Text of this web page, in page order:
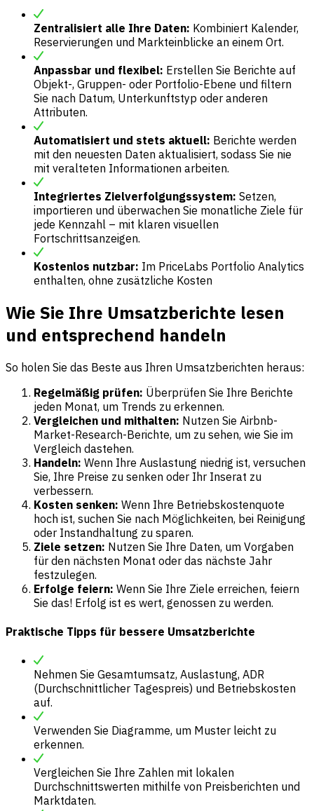
Zentralisiert alle Ihre Daten: Kombiniert Kalender,
Reservierungen und Markteinblicke an einem Ort.
Anpassbar und flexibel: Erstellen Sie Berichte auf
Objekt-, Gruppen- oder Portfolio-Ebene und filtern
Sie nach Datum, Unterkunftstyp oder anderen
Attributen.
Automatisiert und stets aktuell: Berichte werden
mit den neuesten Daten aktualisiert, sodass Sie nie
mit veralteten Informationen arbeiten.
Integriertes Zielverfolgungssystem: Setzen,
importieren und überwachen Sie monatliche Ziele für
jede Kennzahl – mit klaren visuellen
Fortschrittsanzeigen.
Kostenlos nutzbar: Im PriceLabs Portfolio Analytics
enthalten, ohne zusätzliche Kosten
Wie Sie Ihre Umsatzberichte lesen
und entsprechend handeln
So holen Sie das Beste aus Ihren Umsatzberichten heraus:
Regelmäßig prüfen: Überprüfen Sie Ihre Berichte
jeden Monat, um Trends zu erkennen.
Vergleichen und mithalten: Nutzen Sie Airbnb-
Market-Research-Berichte, um zu sehen, wie Sie im
Vergleich dastehen.
Handeln: Wenn Ihre Auslastung niedrig ist, versuchen
Sie, Ihre Preise zu senken oder Ihr Inserat zu
verbessern.
Kosten senken: Wenn Ihre Betriebskostenquote
hoch ist, suchen Sie nach Möglichkeiten, bei Reinigung
oder Instandhaltung zu sparen.
Ziele setzen: Nutzen Sie Ihre Daten, um Vorgaben
für den nächsten Monat oder das nächste Jahr
festzulegen.
Erfolge feiern: Wenn Sie Ihre Ziele erreichen, feiern
Sie das! Erfolg ist es wert, genossen zu werden.
Praktische Tipps für bessere Umsatzberichte
Nehmen Sie Gesamtumsatz, Auslastung, ADR
(Durchschnittlicher Tagespreis) und Betriebskosten
auf.
Verwenden Sie Diagramme, um Muster leicht zu
erkennen.
Vergleichen Sie Ihre Zahlen mit lokalen
Durchschnittswerten mithilfe von Preisberichten und
Marktdaten.